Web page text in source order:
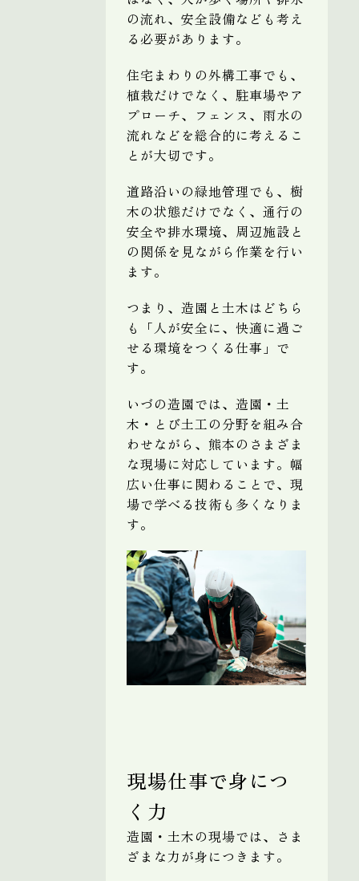
の流れ、安全設備なども考え
る必要があります。
住宅まわりの外構工事でも、
植栽だけでなく、駐車場やア
プローチ、フェンス、雨水の
流れなどを総合的に考えるこ
とが大切です。
道路沿いの緑地管理でも、樹
木の状態だけでなく、通行の
安全や排水環境、周辺施設と
の関係を見ながら作業を行い
ます。
つまり、造園と土木はどちら
も「人が安全に、快適に過ご
せる環境をつくる仕事」で
す。
いづの造園では、造園・土
木・とび土工の分野を組み合
わせながら、熊本のさまざま
な現場に対応しています。幅
広い仕事に関わることで、現
場で学べる技術も多くなりま
す。
現場仕事で身につ
く力
造園・土木の現場では、さま
ざまな力が身につきます。